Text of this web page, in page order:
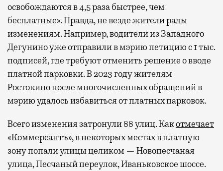
освобождаются в 4,5 раза быстрее, чем
бесплатные». Правда, не везде жители рады
изменениям. Например, водители из Западного
Дегунино уже отправили в мэрию петицию с 1 тыс.
подписей, где требуют отменить решение о вводе
платной парковки. В 2023 году жителям
Ростокино после многочисленных обращений в
мэрию удалось избавиться от платных парковок.
Всего изменения затронули 88 улиц. Какотмечает
«Коммерсантъ», в некоторых местах в платную
зону попали улицы целиком — Новопесчаная
улица, Песчаный переулок, Иваньковское шоссе.